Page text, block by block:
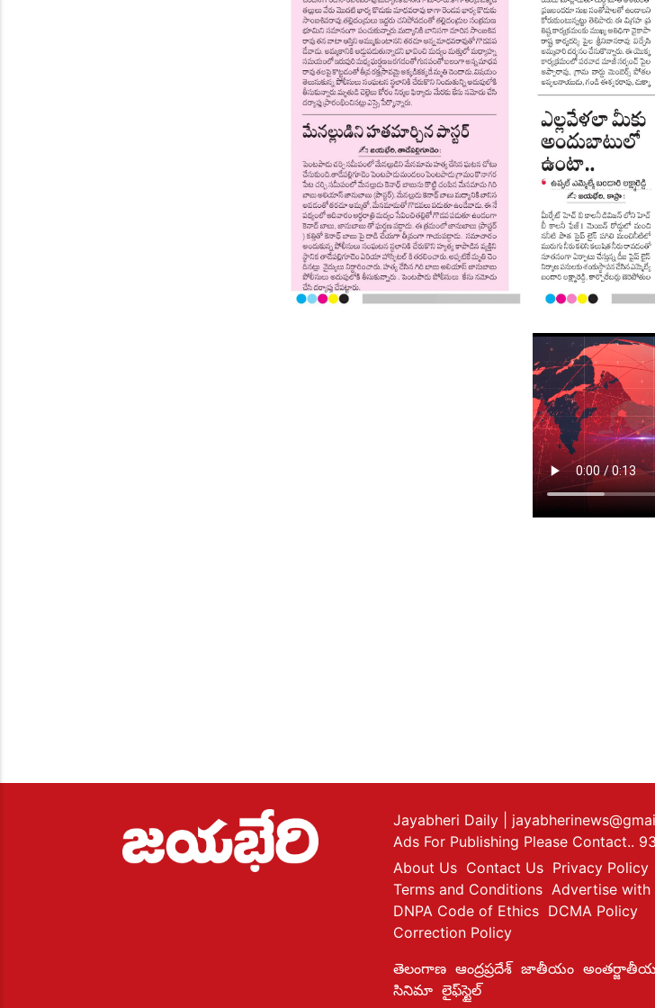
Jayabheri Daily
|
Ads For Publishing Please Contact..
About Us Contact Us Privacy Policy
Terms and Conditions Advertise with
DNPA Code of Ethics DCMA Policy
Correction Policy
తెలంగాణ ఆంద్రప్రదేశ్ జాతీయం
సినిమా లైఫ్‌స్టైల్